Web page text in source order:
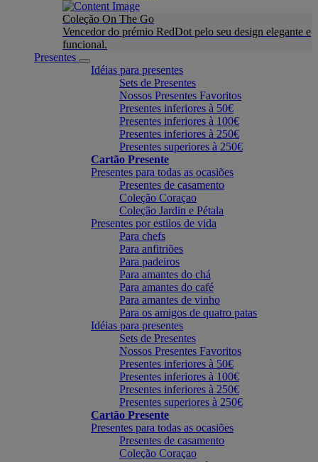
Coleção On The Go
Vencedor do prémio RedDot pelo seu design elegante e
funcional.
Presentes
Idéias para presentes
Sets de Presentes
Nossos Presentes Favoritos
Presentes inferiores à 50€
Presentes inferiores à 100€
Presentes inferiores à 250€
Presentes superiores à 250€
Cartão Presente
Presentes para todas as ocasiões
Presentes de casamento
Coleção Coraçao
Coleção Jardin e Pétala
Presentes por estilos de vida
Para chefs
Para anfitriões
Para padeiros
Para amantes do chá
Para amantes do café
Para amantes de vinho
Para os amigos de quatro patas
Idéias para presentes
Sets de Presentes
Nossos Presentes Favoritos
Presentes inferiores à 50€
Presentes inferiores à 100€
Presentes inferiores à 250€
Presentes superiores à 250€
Cartão Presente
Presentes para todas as ocasiões
Presentes de casamento
Coleção Coraçao